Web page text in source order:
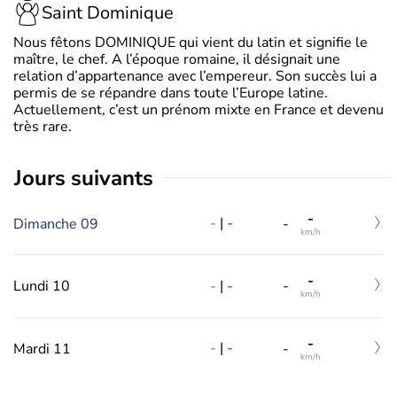
Saint Dominique
Nous fêtons DOMINIQUE qui vient du latin et signifie le
maître, le chef. A l’époque romaine, il désignait une
relation d’appartenance avec l’empereur. Son succès lui a
permis de se répandre dans toute l’Europe latine.
Actuellement, c’est un prénom mixte en France et devenu
très rare.
jours suivants
Dimanche 09 - | - - -
km/h
Lundi 10 - | - - -
km/h
Mardi 11 - | - - -
km/h